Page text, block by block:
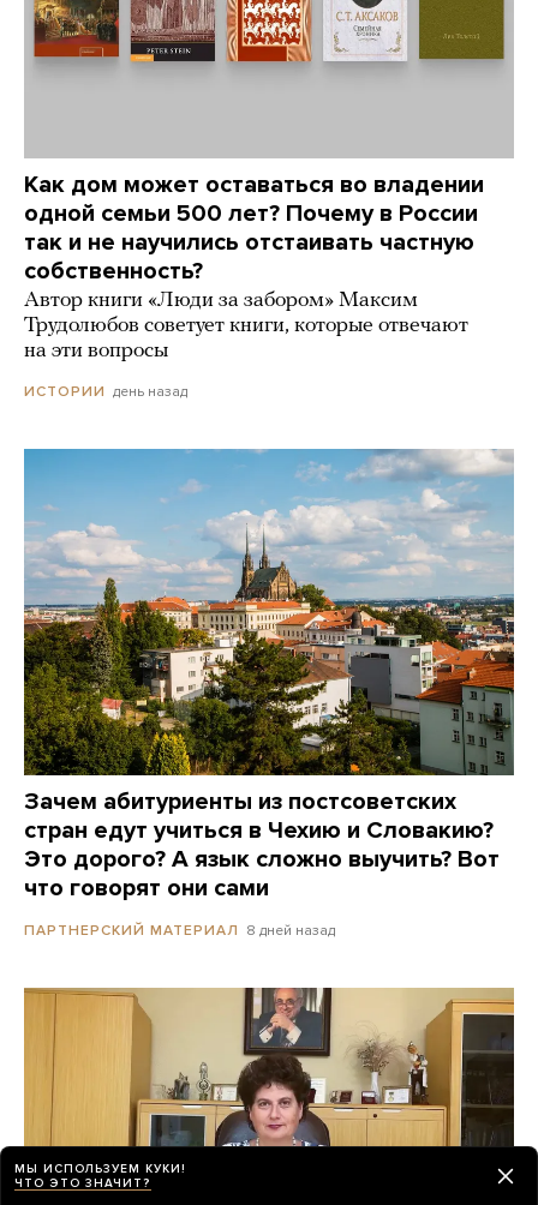
Как дом может оставаться во владении
одной семьи 500 лет? Почему в России
так и не научились отстаивать частную
собственность?
Автор книги «Люди за забором» Максим
Трудолюбов советует книги, которые отвечают
на эти вопросы
ИСТОРИИ день назад
Зачем абитуриенты из постсоветских
стран едут учиться в Чехию и Словакию?
Это дорого? А язык сложно выучить? Вот
что говорят они сами
ПАРТНЕРСКИЙ МАТЕРИАЛ 8 дней назад
МЫ ИСПОЛЬЗУЕМ КУКИ!
ЧТО ЭТО ЗНАЧИТ?